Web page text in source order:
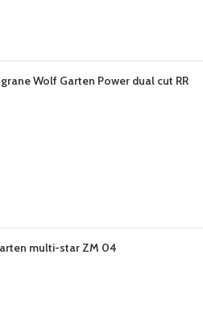
Wolf Garten Power dual cut RR
multi-star ZM 04